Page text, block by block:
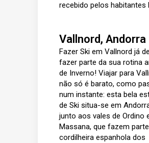
recebido pelos habitantes
Vallnord, Andorra
Fazer Ski em Vallnord já
fazer parte da sua rotina
de Inverno! Viajar para
não só é barato, como
num instante: esta bela
de Ski situa-se em
junto aos vales de Ordino
Massana, que fazem
cordilheira espanhola dos